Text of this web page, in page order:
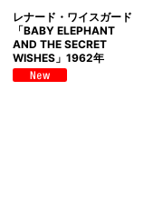
レナード・ワイスガード
「BABY ELEPHANT
AND THE SECRET
WISHES」1962年